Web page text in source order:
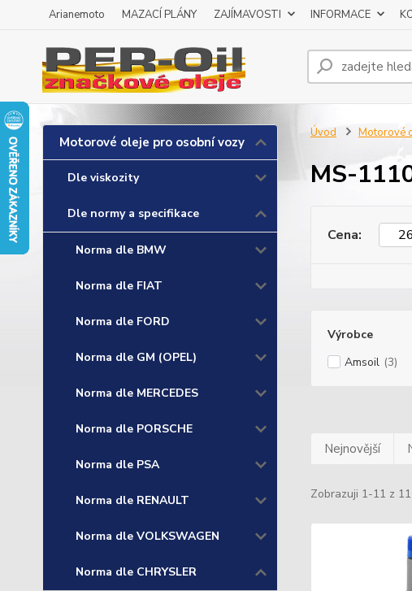
Arianemoto MAZACÍ PLÁNY ZAJÍMAVOSTI INFORMACE
Motorové oleje pro osobní vozy
Dle viskozity
Dle normy a specifikace
Norma dle BMW
Norma dle FIAT
Norma dle FORD
Norma dle GM (OPEL)
Norma dle MERCEDES
Norma dle PORSCHE
Norma dle PSA
Norma dle RENAULT
Norma dle VOLKSWAGEN
Norma dle CHRYSLER
Úvod Motorové
MS-
Cena:
Výrobce
Amsoil (3)
Nejnovější
Zobrazuji 1-11 z 11